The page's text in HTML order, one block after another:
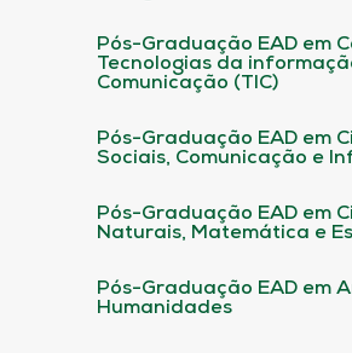
Pós-Graduação EAD em
Tecnologias da
Comunicação (TIC)
Pós-Graduação EAD em
Sociais, Comunicação e
Pós-Graduação EAD em
Naturais, Matemática e
Pós-Graduação EAD em
Humanidades